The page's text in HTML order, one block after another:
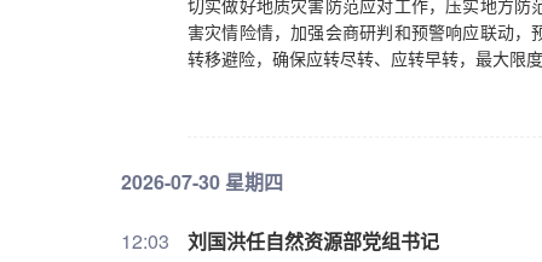
切实做好地质灾害防范应对工作，压实地方
害灾情险情，加强会商研判和预警响应联动
转移避险，确保应转尽转、应转早转，最大限
2026-07-30 星期四
12:03 刘国洪任自然资源部党组书记